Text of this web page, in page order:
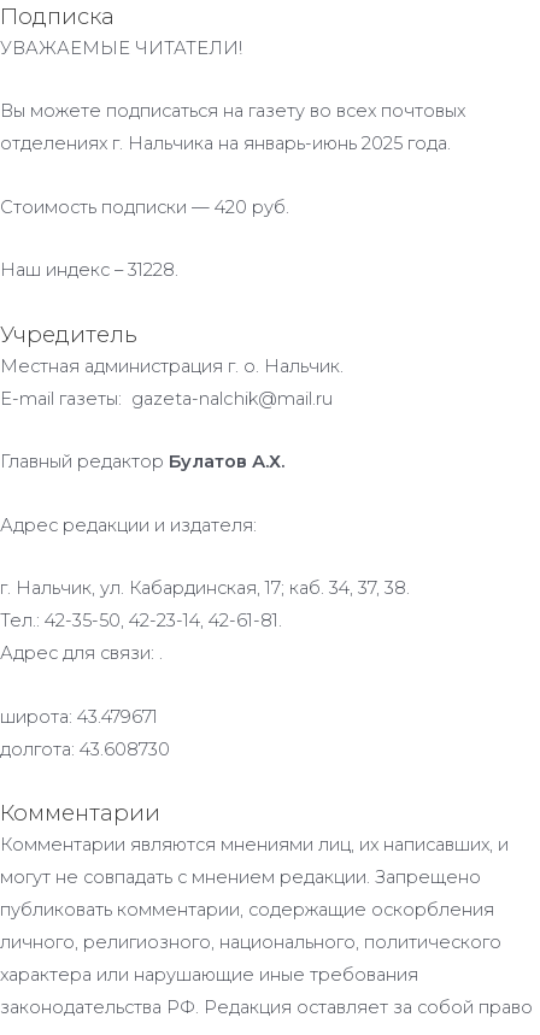
Подписка
УВАЖАЕМЫЕ ЧИТАТЕЛИ!
Вы можете подписаться на газету во всех почтовых
отделениях г. Нальчика на январь-июнь 2025 года.
Стоимость подписки — 420 руб.
Наш индекс – 31228.
Учредитель
Местная администрация г. о. Нальчик.
E-mail газеты: gazeta-nalchik@mail.ru
Главный редактор Булатов А.Х.
Адрес редакции и издателя:
г. Нальчик, ул. Кабардинская, 17; каб. 34, 37, 38.
Тел.: 42-35-50, 42-23-14, 42-61-81.
Адрес для связи: .
широта: 43.479671
долгота: 43.608730
Комментарии
Комментарии являются мнениями лиц, их написавших, и
могут не совпадать с мнением редакции. Запрещено
публиковать комментарии, содержащие оскорбления
личного, религиозного, национального, политического
характера или нарушающие иные требования
законодательства РФ. Редакция оставляет за собой право